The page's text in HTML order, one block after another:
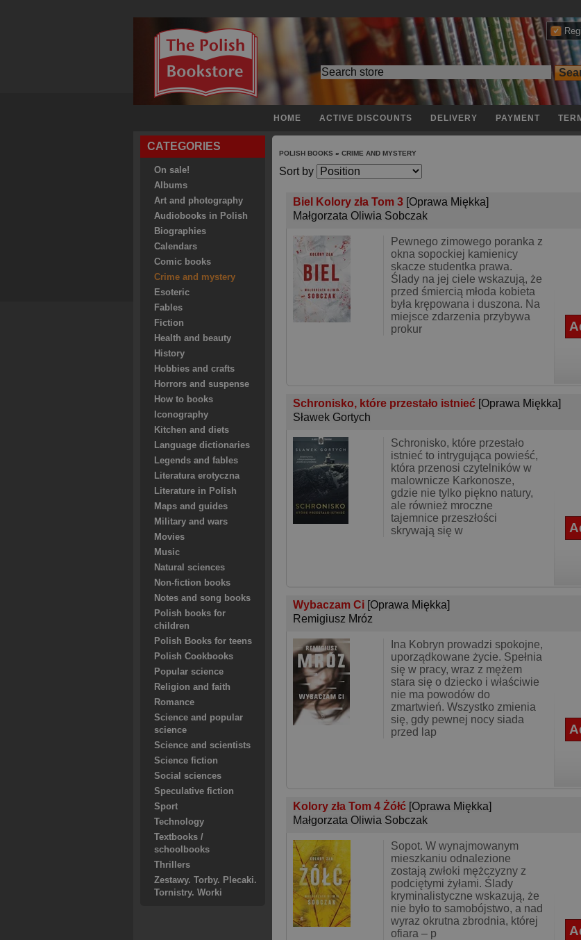
HOME ACTIVE DISCOUNTS DELIVERY PAYMENT
CATEGORIES
On sale!
Albums
Art and photography
Audiobooks in Polish
Biographies
Calendars
Comic books
Crime and mystery
Esoteric
Fables
Fiction
Health and beauty
History
Hobbies and crafts
Horrors and suspense
How to books
Iconography
Kitchen and diets
Language dictionaries
Legends and fables
Literatura erotyczna
Literature in Polish
Maps and guides
Military and wars
Movies
Music
Natural sciences
Non-fiction books
Notes and song books
Polish books for
children
Polish Books for teens
Polish Cookbooks
Popular science
Religion and faith
Romance
Science and popular
science
Science and scientists
Science fiction
Social sciences
Speculative fiction
Sport
Technology
Textbooks /
schoolbooks
Thrillers
Zestawy. Torby. Plecaki.
Tornistry. Worki
POLISH BOOKS » CRIME AND MYSTERY
Sort by
Biel Kolory zła Tom 3 [Oprawa Miękka]
Małgorzata Oliwia Sobczak
Pewnego zimowego poranka z
okna sopockiej kamienicy
skacze studentka prawa.
Ślady na jej ciele wskazują, że
przed śmiercią młoda kobieta
była krępowana i duszona. Na
miejsce zdarzenia przybywa
prokur
Schronisko, które przestało istnieć [Oprawa Miękka]
Sławek Gortych
Schronisko, które przestało
istnieć to intrygująca powieść,
która przenosi czytelników w
malownicze Karkonosze,
gdzie nie tylko piękno natury,
ale również mroczne
tajemnice przeszłości
skrywają się w
Wybaczam Ci [Oprawa Miękka]
Remigiusz Mróz
Ina Kobryn prowadzi spokojne,
uporządkowane życie. Spełnia
się w pracy, wraz z mężem
stara się o dziecko i właściwie
nie ma powodów do
zmartwień. Wszystko zmienia
się, gdy pewnej nocy siada
przed lap
Kolory zła Tom 4 Żółć [Oprawa Miękka]
Małgorzata Oliwia Sobczak
Sopot. W wynajmowanym
mieszkaniu odnalezione
zostają zwłoki mężczyzny z
podciętymi żyłami. Ślady
kryminalistyczne wskazują, że
nie było to samobójstwo, a nad
wyraz okrutna zbrodnia, której
ofiara – p